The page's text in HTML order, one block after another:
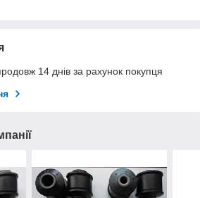
14 днів за рахунок покупця